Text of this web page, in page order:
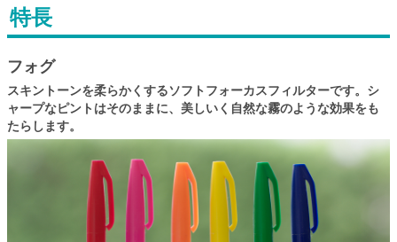
特長
フォグ
スキントーンを柔らかくするソフトフォーカスフィルターです。シ
ャープなピントはそのままに、美しいく自然な霧のような効果をも
たらします。